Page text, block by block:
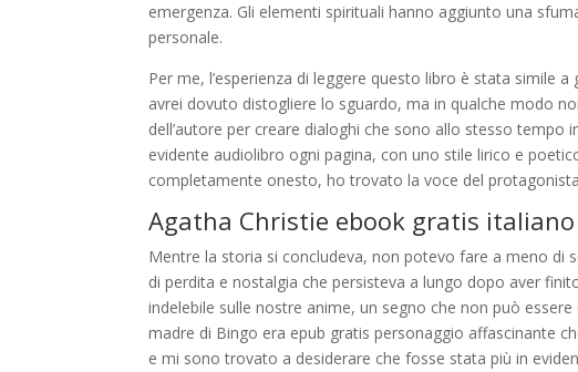
emergenza. Gli elementi spirituali hanno aggiunto una
personale.
Per me, l’esperienza di leggere questo libro è stata simile
avrei dovuto distogliere lo sguardo, ma in qualche modo
dell’autore per creare dialoghi che sono allo stesso tempo
evidente audiolibro ogni pagina, con uno stile lirico e
completamente onesto, ho trovato la voce del
Agatha Christie ebook gratis italiano
Mentre la storia si concludeva, non potevo fare a meno di
di perdita e nostalgia che persisteva a lungo dopo aver
indelebile sulle nostre anime, un segno che non può
madre di Bingo era epub gratis personaggio affascinante
e mi sono trovato a desiderare che fosse stata più in